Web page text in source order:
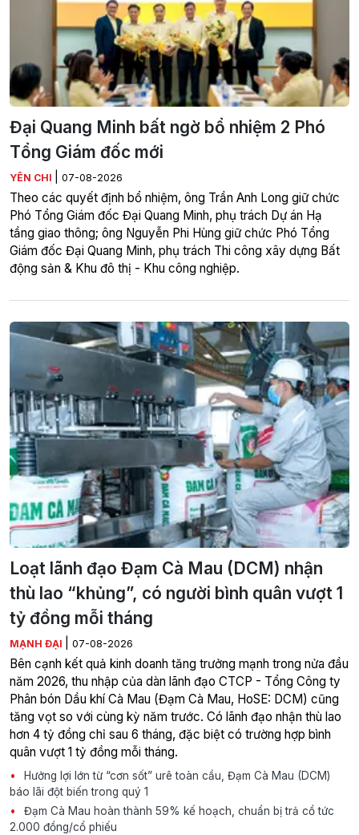
Đại Quang Minh bất ngờ bổ nhiệm 2 Phó
Tổng Giám đốc mới
YÊN CHI 07-08-2026
Theo các quyết định bổ nhiệm, ông Trần Anh Long giữ chức
Phó Tổng Giám đốc Đại Quang Minh, phụ trách Dự án Hạ
tầng giao thông; ông Nguyễn Phi Hùng giữ chức Phó Tổng
Giám đốc Đại Quang Minh, phụ trách Thi công xây dựng Bất
động sản & Khu đô thị - Khu công nghiệp.
Loạt lãnh đạo Đạm Cà Mau (DCM) nhận
thù lao “khủng”, có người bình quân vượt 1
tỷ đồng mỗi tháng
MẠNH ĐẠI 07-08-2026
Bên cạnh kết quả kinh doanh tăng trưởng mạnh trong nửa đầu
năm 2026, thu nhập của dàn lãnh đạo CTCP - Tổng Công ty
Phân bón Dầu khí Cà Mau (Đạm Cà Mau, HoSE: DCM) cũng
tăng vọt so với cùng kỳ năm trước. Có lãnh đạo nhận thù lao
hơn 4 tỷ đồng chỉ sau 6 tháng, đặc biệt có trường hợp bình
quân vượt 1 tỷ đồng mỗi tháng.
Hưởng lợi lớn từ “cơn sốt” urê toàn cầu, Đạm Cà Mau (DCM)
báo lãi đột biến trong quý 1
Đạm Cà Mau hoàn thành 59% kế hoạch, chuẩn bị trả cổ tức
2.000 đồng/cổ phiếu